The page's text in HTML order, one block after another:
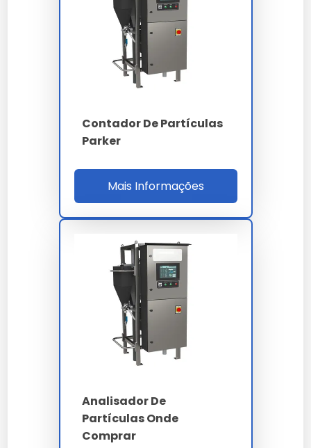
Span e diâmetro médio de Sauter (D[3,2]) com
exportação para LIMS via Ethernet TCP/IP e CSV.
Os laudos são assinados digitalmente conforme
padrão ICP-Brasil e contemplam cálculo
automático de superfície específica (m²/g)
A compatibilidade química do módulo de
dispersão via solvente inclui água, etanol,
isopropanol, hexano, óleo mineral ISO VG 22 a
VG 460 e combustíveis, com bombeamento a
0.5 a 3.0 L/min e ultrassom integrado de 40 kHz
para desagregação coloidal. O sistema de
amostras a menos de 90 segundos.
PARÂMETRO ESPECIFICAÇÃO
Difração laser Mie -
0.04 a 2500 µm
Canais
Classes ISO 4406
Contador De Partículas
Parker
Mais Informações
Analisador De
Partículas Onde
Comprar